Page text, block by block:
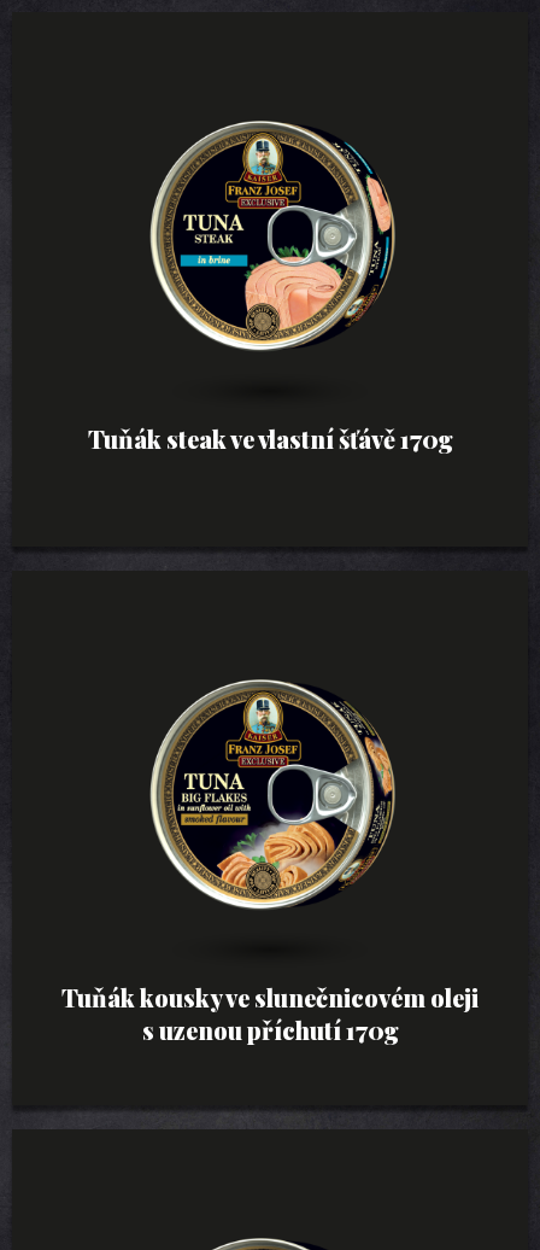
Tuňák steak ve vlastní šťávě 170g
Tuňák kousky ve slunečnicovém oleji
s uzenou příchutí 170g